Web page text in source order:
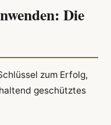
Die
zum Erfolg,
geschütztes